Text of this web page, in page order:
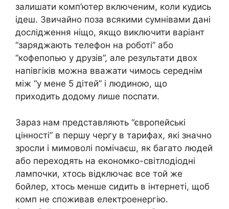
залишати комп’ютер включеним, коли кудись
ідеш. Звичайно поза всякими сумнівами дані
дослідження ніщо, якщо виключити варіант
“заряджають телефон на роботі” або
“кофепопью у друзів”, але результати двох
напівгіків можна вважати чимось середнім
між “у мене 5 дітей” і людиною, що
приходить додому лише поспати.
Зараз нам представляють “європейські
цінності” в першу чергу в тарифах, які значно
зросли і мимоволі помічаєш, як багато людей
або переходять на економко-світлодіодні
лампочки, хтось відключає все той же
бойлер, хтось менше сидить в інтернеті, щоб
комп не споживав електроенергію.